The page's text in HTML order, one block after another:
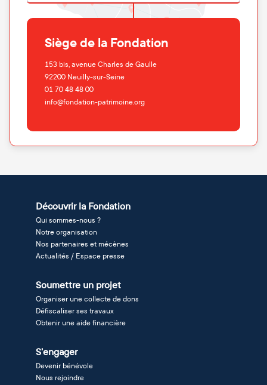
Siège de la Fondation
153 bis, avenue Charles de Gaulle
92200 Neuilly-sur-Seine
01 70 48 48 00
info@fondation-patrimoine.org
Découvrir la Fondation
Qui sommes-nous ?
Notre organisation
Nos partenaires et mécènes
Actualités / Espace presse
Soumettre un projet
Organiser une collecte de dons
Défiscaliser ses travaux
Obtenir une aide financière
S'engager
Devenir bénévole
Nous rejoindre